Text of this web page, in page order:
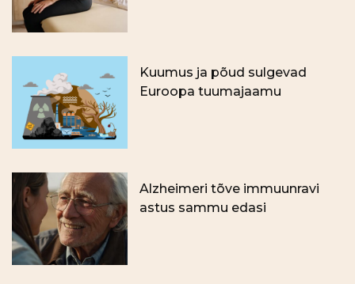
Kuumus ja põud sulgevad
Euroopa tuumajaamu
Alzheimeri tõve immuunravi
astus sammu edasi